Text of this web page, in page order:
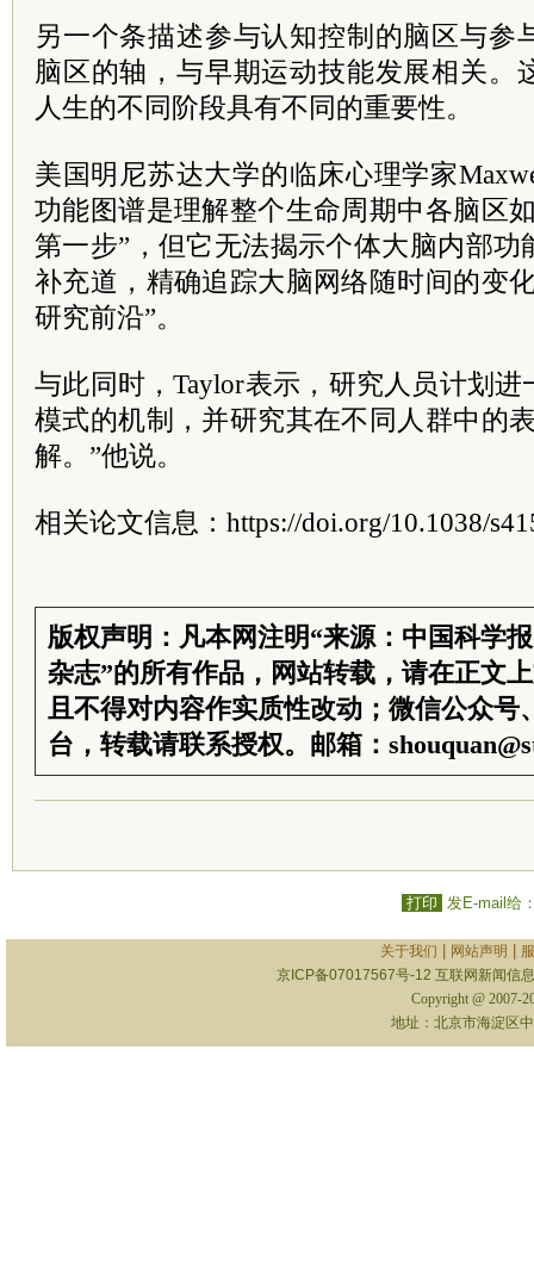
另一个条描述参与认知控制的脑区与参
脑区的轴，与早期运动技能发展相关。
人生的不同阶段具有不同的重要性。
美国明尼苏达大学的临床心理学家
功能图谱是理解整个生命周期中各脑区
第一步”，但它无法揭示个体大脑内部
补充道，精确追踪大脑网络随时间的变
研究前沿”。
与此同时，Taylor表示，研究人员计划
模式的机制，并研究其在不同人群中的
解。”他说。
相关论文信息：https://doi.org/10.1038/
版权声明：凡本网注明“来源：中国科学
杂志”的所有作品，网站转载，请在正文
且不得对内容作实质性改动；微信公众号
台，转载请联系授权。邮箱：
打印 发E-mail给
关于我们 网站声明
京ICP备07017567号-12 互联网新闻信
Copyright @ 2007-
地址：北京市海淀区